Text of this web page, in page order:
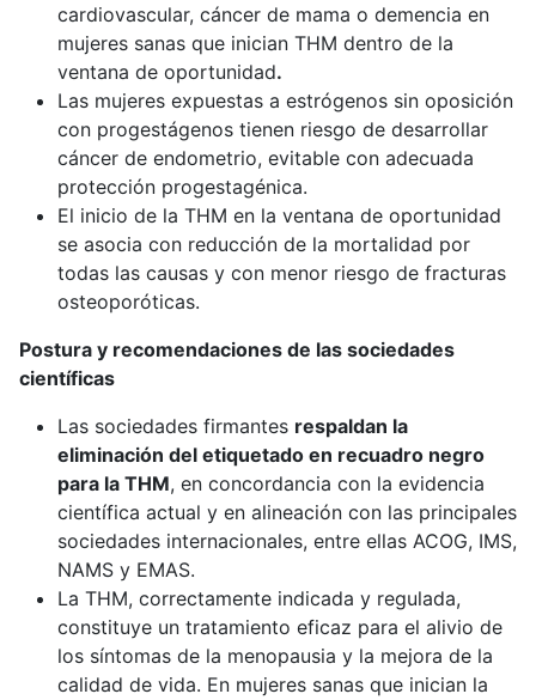
cardiovascular, cáncer de mama o demencia en
mujeres sanas que inician THM dentro de la
ventana de oportunidad.
Las mujeres expuestas a estrógenos sin oposición
con progestágenos tienen riesgo de desarrollar
cáncer de endometrio, evitable con adecuada
protección progestagénica.
El inicio de la THM en la ventana de oportunidad
se asocia con reducción de la mortalidad por
todas las causas y con menor riesgo de fracturas
osteoporóticas.
Postura y recomendaciones de las sociedades
científicas
Las sociedades firmantes respaldan la
eliminación del etiquetado en recuadro negro
para la THM, en concordancia con la evidencia
científica actual y en alineación con las principales
sociedades internacionales, entre ellas ACOG, IMS,
NAMS y EMAS.
La THM, correctamente indicada y regulada,
constituye un tratamiento eficaz para el alivio de
los síntomas de la menopausia y la mejora de la
calidad de vida. En mujeres sanas que inician la